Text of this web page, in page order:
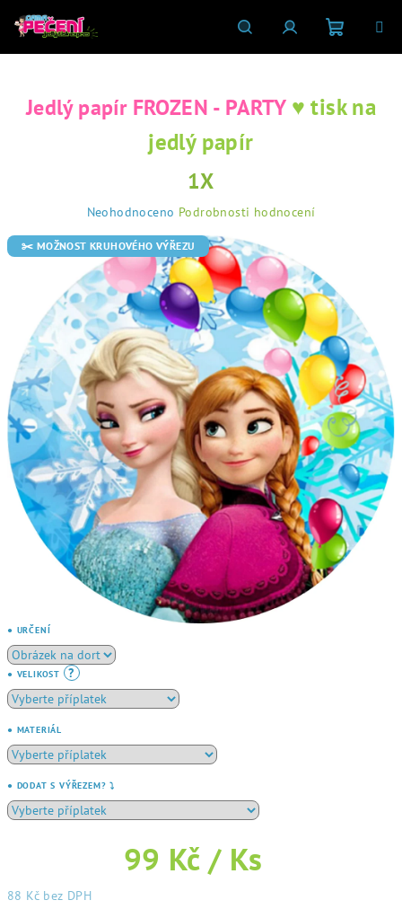
HledatPřihlášeníNákupní
košík
● URČENÍ
● VELIKOST ?
● MATERIÁL
● DODAT S VÝŘEZEM? ⤵️
99 Kč / Ks
88 Kč bez DPH
Jedlý papír FROZEN - PARTY ♥ tisk na
jedlý papír
1X
produktu
hvězdiček.
Neohodnoceno Podrobnosti hodnocení
✂️ MOŽNOST KRUHOVÉHO VÝŘEZU